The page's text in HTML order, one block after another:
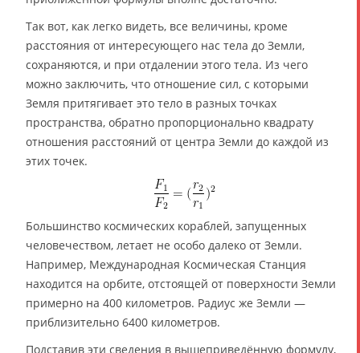
Так вот, как легко видеть, все величины, кроме
расстояния от интересующего нас тела до Земли,
сохраняются, и при отдалении этого тела. Из чего
можно заключить, что отношение сил, с которыми
Земля притягивает это тело в разных точках
пространства, обратно пропорционально квадрату
отношения расстояний от центра Земли до каждой из
этих точек.
Большинство космических кораблей, запущенных
человечеством, летает не особо далеко от Земли.
Например, Международная Космическая Станция
находится на орбите, отстоящей от поверхности Земли
примерно на 400 километров. Радиус же Земли —
приблизительно 6400 километров.
Подставив эти сведения в вышеприведённую формулу,